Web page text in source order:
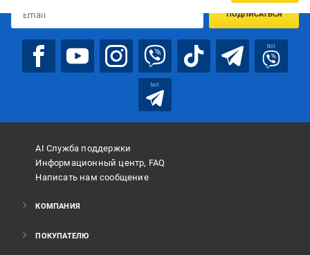
ПОДПИСАТЬСЯ
bot
bot
AI Служба поддержки
Информационный центр, FAQ
Написать нам сообщение
КОМПАНИЯ
ПОКУПАТЕЛЮ